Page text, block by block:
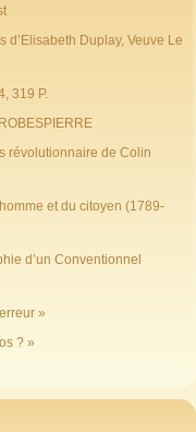
d’Elisabeth Duplay, Veuve Le
319 P.
révolutionnaire de Colin
et du citoyen (1789-
d’un Conventionnel
»
? »